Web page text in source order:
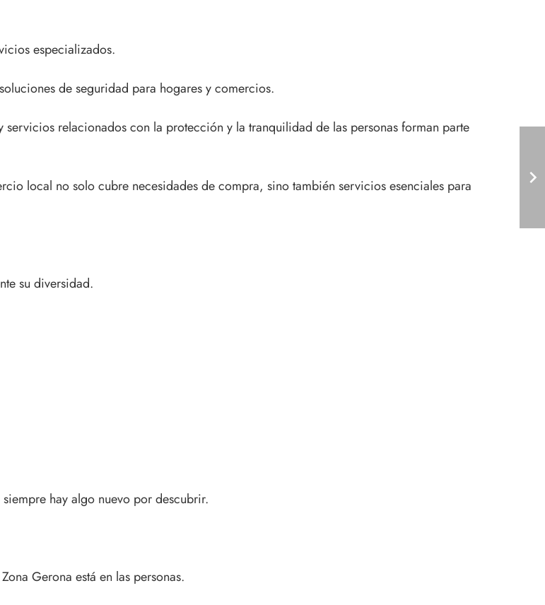
especializados.
de seguridad para hogares y comercios.
relacionados con la protección y la tranquilidad de las personas forman parte
local no solo cubre necesidades de compra, sino también servicios esenciales para
su diversidad.
hay algo nuevo por descubrir.
Gerona está en las personas.